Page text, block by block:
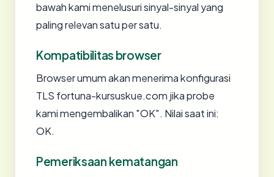
bawah kami menelusuri sinyal-sinyal yang
paling relevan satu per satu.
Kompatibilitas browser
Browser umum akan menerima konfigurasi
TLS fortuna-kursuskue.com jika probe
kami mengembalikan "OK". Nilai saat ini:
OK.
Pemeriksaan kematangan